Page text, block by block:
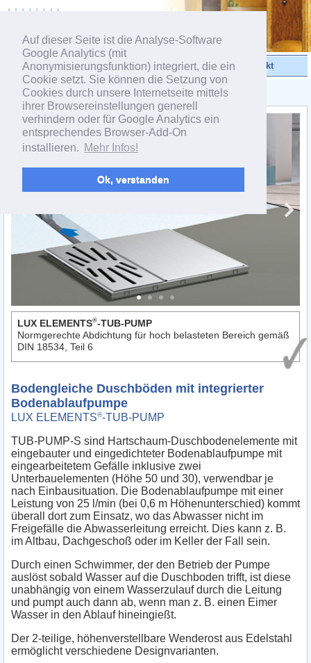
Auf dieser Seite ist die Analyse-Software
Google Analytics (mit
Anonymisierungsfunktion) integriert, die ein
Cookie setzt. Sie können die Setzung von
Cookies durch unsere Internetseite mittels
ihrer Browsereinstellungen generell
verhindern oder für Google Analytics ein
entsprechendes Browser-Add-On
installieren. Mehr Infos!
Ok, verstanden
Videos Produkte Kontakt
< Punktentwässerung
LUX ELEMENTS®-TUB-PUMP
Normgerechte Abdichtung für hoch belasteten Bereich gemäß
DIN 18534, Teil 6
Bodengleiche Duschböden mit integrierter
Bodenablaufpumpe
LUX ELEMENTS®-TUB-PUMP
TUB-PUMP-S sind Hartschaum-Duschbodenelemente mit
eingebauter und eingedichteter Bodenablaufpumpe mit
eingearbeitetem Gefälle inklusive zwei
Unterbauelementen (Höhe 50 und 30), verwendbar je
nach Einbausituation. Die Bodenablaufpumpe mit einer
Leistung von 25 l/min (bei 0,6 m Höhenunterschied) kommt
überall dort zum Einsatz, wo das Abwasser nicht im
Freigefälle die Abwasserleitung erreicht. Dies kann z. B.
im Altbau, Dachgeschoß oder im Keller der Fall sein.
Durch einen Schwimmer, der den Betrieb der Pumpe
auslöst sobald Wasser auf die Duschboden trifft, ist diese
unabhängig von einem Wasserzulauf durch die Leitung
und pumpt auch dann ab, wenn man z. B. einen Eimer
Wasser in den Ablauf hineingießt.
Der 2-teilige, höhenverstellbare Wenderost aus Edelstahl
ermöglicht verschiedene Designvarianten.
powered by webEdition CMS